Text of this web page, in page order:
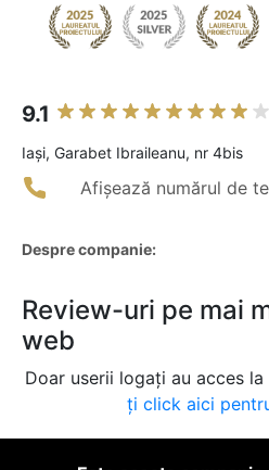
9.1
Iaşi, Garabet Ibraileanu, nr 4bis
Afișează numărul de
Despre companie:
Review-uri pe mai
web
Doar userii logați au acces
ți click aici